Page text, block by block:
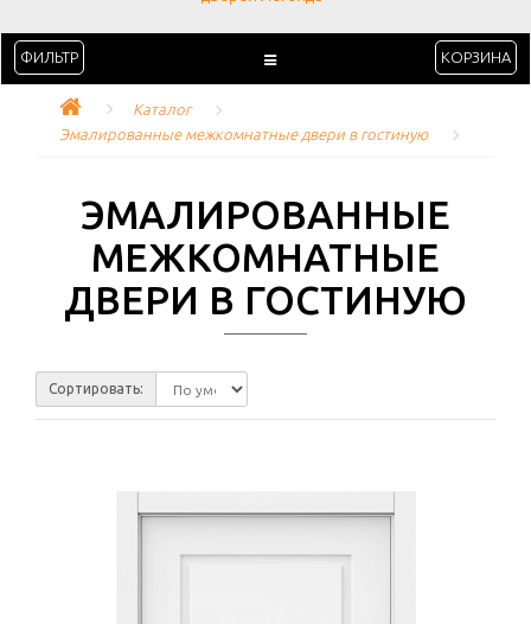
ФИЛЬТР КОРЗИНА
Каталог
Эмалированные межкомнатные двери в гостиную
ЭМАЛИРОВАННЫЕ
МЕЖКОМНАТНЫЕ
ДВЕРИ В ГОСТИНУЮ
Сортировать: